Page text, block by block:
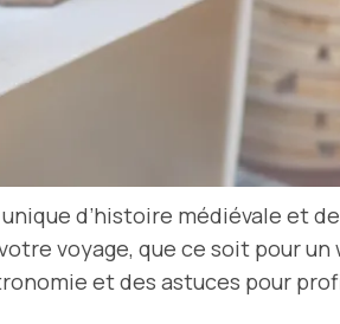
d’histoire médiévale et de
voyage, que ce soit pour un
et des astuces pour